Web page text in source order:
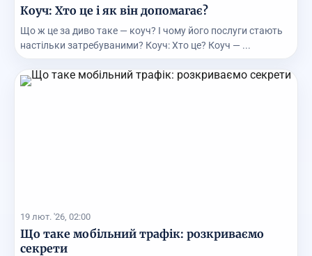
Коуч: Хто це і як він допомагає?
Що ж це за диво таке — коуч? І чому його послуги стають
настільки затребуваними? Коуч: Хто це? Коуч — ...
19 лют. '26, 02:00
Що таке мобільний трафік: розкриваємо
секрети